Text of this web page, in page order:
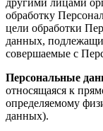
другими лицами
обработку
цели обработки
данных,
совершаемые с
Персональные
относящаяся к
определяемому
данных).